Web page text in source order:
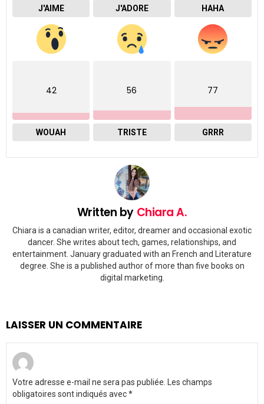
J'AIME J'ADORE HAHA
42
WOUAH
56
TRISTE
77
GRRR
Written by Chiara A.
Chiara is a canadian writer, editor, dreamer and occasional exotic
dancer. She writes about tech, games, relationships, and
entertainment. January graduated with an French and Literature
degree. She is a published author of more than five books on
digital marketing.
LAISSER UN COMMENTAIRE
Votre adresse e-mail ne sera pas publiée.
Les champs
obligatoires sont indiqués avec*